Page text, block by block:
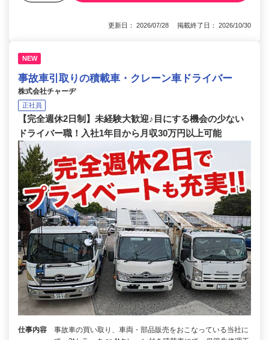
更新日： 2026/07/28 掲載終了日： 2026/10/30
NEW
事故車引取りの積載車・クレーン車ドライバー
株式会社チャーヂ
正社員
【完全週休2日制】未経験大歓迎♪目にする機会の少ない
ドライバー職！入社1年目から月収30万円以上可能
仕事内容
事故車の買い取り、車両・部品販売をおこなっている当社に